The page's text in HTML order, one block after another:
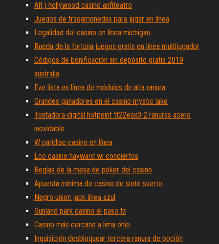
Alt j hollywood casino anfiteatro
Juegos de tragamonedas para jugar en línea
Legalidad del casino en línea michigan
Rueda de la fortuna juegos gratis en línea multijugador
Códigos de bonificación sin depósito gratis 2019
australia
Eve lista en línea de módulos de alta ranura
Grandes ganadores en el casino mystic lake
Tostadora digital hotpoint tt22eax0 2 ranuras acero
inoxidable
W paridise casino en línea
Lco casino hayward wi conciertos
Reglas de la mesa de póker del casino
Apuesta mínima de casino de siete suerte
Negro union jack línea azul
Sunland park casino el paso tx
Casino más cercano a lima ohio
Inquisición desbloquear tercera ranura de poción